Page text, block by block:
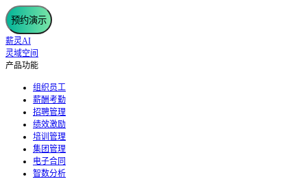
预约演示
薪灵AI
灵域空间
产品功能
组织员工
薪酬考勤
招聘管理
绩效激励
培训管理
集团管理
电子合同
智数分析